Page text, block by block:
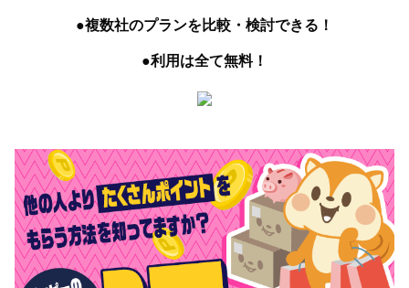
●複数社のプランを比較・検討できる！
●利用は全て無料！